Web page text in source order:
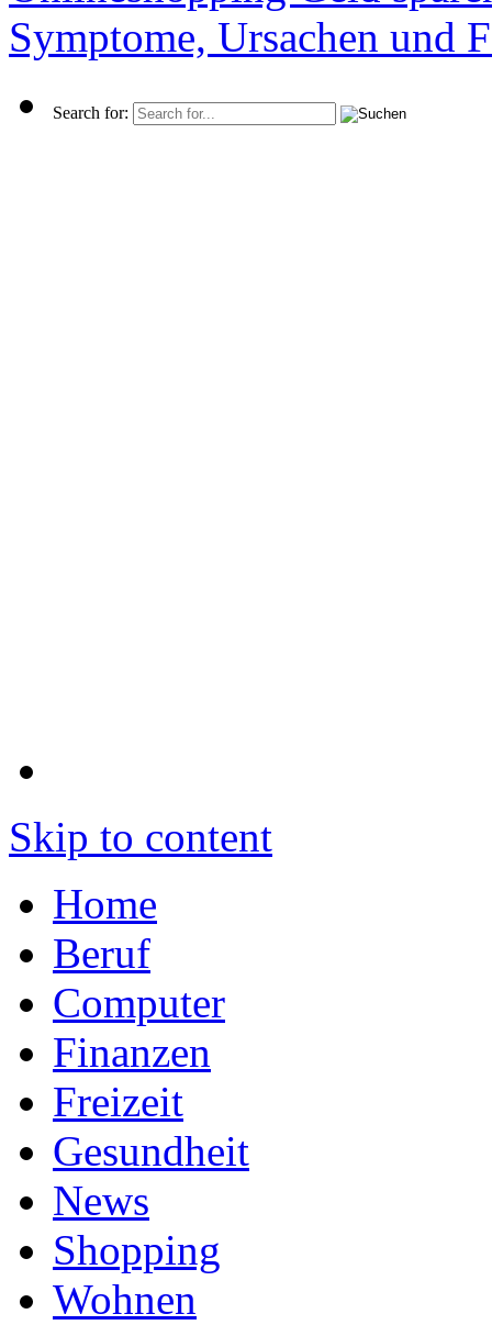
Symptome, Ursachen und
Search for:
Skip to content
Home
Beruf
Computer
Finanzen
Freizeit
Gesundheit
News
Shopping
Wohnen